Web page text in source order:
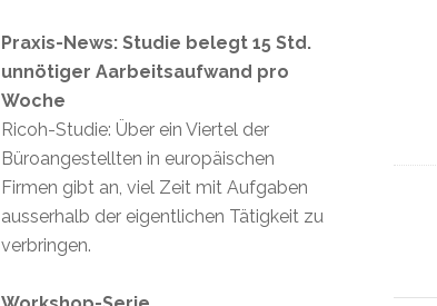
Praxis-News: Studie belegt 15 Std.
unnötiger Aarbeitsaufwand pro
Woche
Ricoh-Studie: Über ein Viertel der
Büroangestellten in europäischen
Firmen gibt an, viel Zeit mit Aufgaben
ausserhalb der eigentlichen Tätigkeit zu
verbringen.